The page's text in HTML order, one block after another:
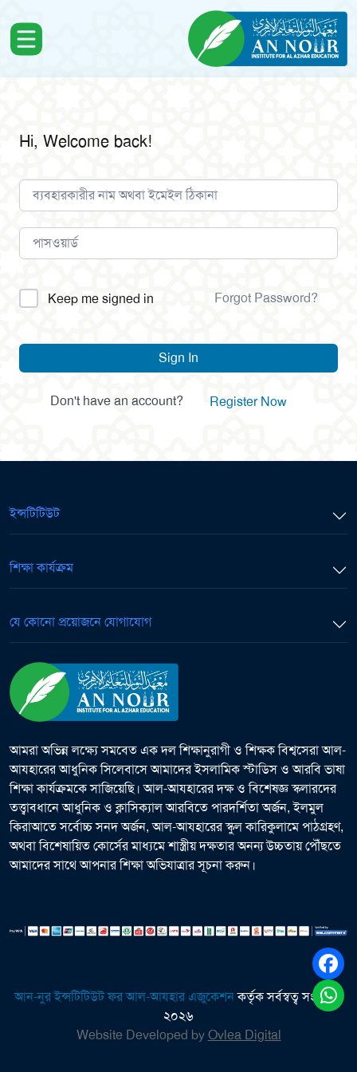
Hi, Welcome back!
Alternative:
Keep me signed in Forgot Password?
Sign In
Don't have an account? Register Now
ইন্সটিটিউট
শিক্ষা কার্যক্রম
যে কোনো প্রয়োজনে যোগাযোগ
আমরা অভিন্ন লক্ষ্যে সমবেত এক দল শিক্ষানুরাগী ও শিক্ষক বিশ্বসেরা আল-
আযহারের আধুনিক সিলেবাসে আমাদের ইসলামিক স্টাডিস ও আরবি ভাষা
শিক্ষা কার্যক্রমকে সাজিয়েছি। আল-আযহারের দক্ষ ও বিশেষজ্ঞ স্কলারদের
তত্ত্বাবধানে আধুনিক ও ক্লাসিক্যাল আরবিতে পারদর্শিতা অর্জন, ইলমুল
কিরাআতে সর্বোচ্চ সনদ অর্জন, আল-আযহারের স্কুল কারিকুলামে পাঠগ্রহণ,
অথবা বিশেষায়িত কোর্সের মাধ্যমে শাস্ত্রীয় দক্ষতার অনন্য উচ্চতায় পৌঁছতে
আমাদের সাথে আপনার শিক্ষা অভিযাত্রার সূচনা করুন।
আন-নুর ইন্সটিটিউট ফর আল-আযহার এজুকেশনকর্তৃক সর্বস্বত্ব সংরক্ষিত
২০২৬
Website Developed byOvlea Digital